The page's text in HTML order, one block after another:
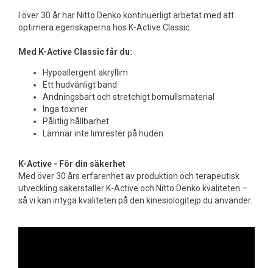
I över 30 år har Nitto Denko kontinuerligt arbetat med att
optimera egenskaperna hos K-Active Classic.
Med K-Active Classic får du:
Hypoallergent akryllim
Ett hudvänligt band
Andningsbart och stretchigt bomullsmaterial
Inga toxiner
Pålitlig hållbarhet
Lämnar inte limrester på huden
K-Active - För din säkerhet
Med över 30 års erfarenhet av produktion och terapeutisk
utveckling säkerställer K-Active och Nitto Denko kvaliteten –
så vi kan intyga kvaliteten på den kinesiologitejp du använder.